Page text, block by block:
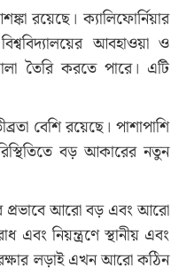
রয়েছে। ক্যালিফোর্নিয়ার
আবহাওয়া ও
তৈরি করতে পারে। এটি
বেশি রয়েছে। পাশাপাশি
বড় আকারের নতুন
প্রভাবে আরো বড় এবং আরো
নিয়ন্ত্রণে স্থানীয় এবং
লড়াই এখন আরো কঠিন